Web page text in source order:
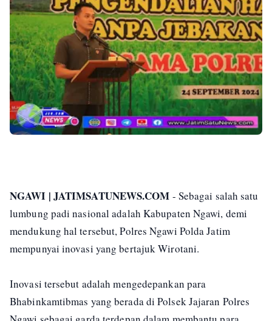
NGAWI | JATIMSATUNEWS.COM - Sebagai salah satu
lumbung padi nasional adalah Kabupaten Ngawi, demi
mendukung hal tersebut, Polres Ngawi Polda Jatim
mempunyai inovasi yang bertajuk Wirotani.
Inovasi tersebut adalah mengedepankan para
Bhabinkamtibmas yang berada di Polsek Jajaran Polres